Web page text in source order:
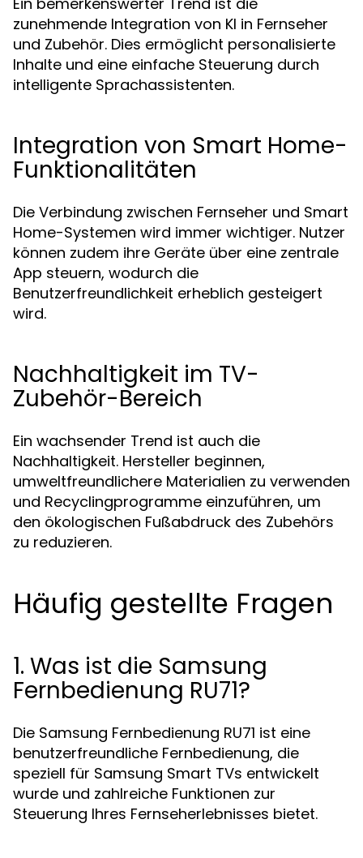
zunehmende Integration von KI in Fernseher
und Zubehör. Dies ermöglicht personalisierte
Inhalte und eine einfache Steuerung durch
intelligente Sprachassistenten.
Integration von Smart Home-
Funktionalitäten
Die Verbindung zwischen Fernseher und Smart
Home-Systemen wird immer wichtiger. Nutzer
können zudem ihre Geräte über eine zentrale
App steuern, wodurch die
Benutzerfreundlichkeit erheblich gesteigert
wird.
Nachhaltigkeit im TV-
Zubehör-Bereich
Ein wachsender Trend ist auch die
Nachhaltigkeit. Hersteller beginnen,
umweltfreundlichere Materialien zu verwenden
und Recyclingprogramme einzuführen, um
den ökologischen Fußabdruck des Zubehörs
zu reduzieren.
Häufig gestellte Fragen
1. Was ist die Samsung
Fernbedienung RU71?
Die Samsung Fernbedienung RU71 ist eine
benutzerfreundliche Fernbedienung, die
speziell für Samsung Smart TVs entwickelt
wurde und zahlreiche Funktionen zur
Steuerung Ihres Fernseherlebnisses bietet.